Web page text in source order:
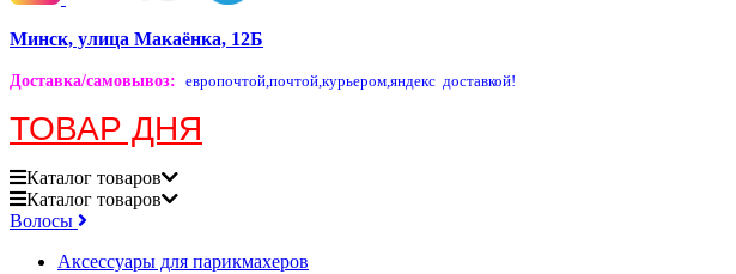
Минск, улица Макаёнка, 12Б
Доставка/самовывоз: европочтой,почтой,курьером,яндекс доставкой!
ТОВАР ДНЯ
Каталог товаров
Каталог товаров
Волосы
Аксессуары для парикмахеров